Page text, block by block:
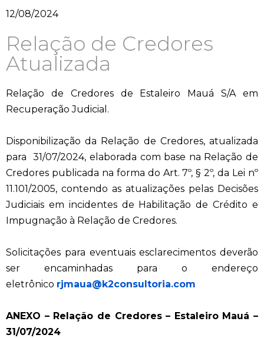
12/08/2024
Relação de Credores
Atualizada
Relação de Credores de Estaleiro Mauá S/A em
Recuperação Judicial.
Disponibilização da Relação de Credores, atualizada
para 31/07/2024, elaborada com base na Relação de
Credores publicada na forma do Art. 7º, § 2º, da Lei nº
11.101/2005, contendo as atualizações pelas Decisões
Judiciais em incidentes de Habilitação de Crédito e
Impugnação à Relação de Credores.
Solicitações para eventuais esclarecimentos deverão
ser encaminhadas para o endereço
eletrônico rjmaua@k2consultoria.com
ANEXO – Relação de Credores – Estaleiro Mauá –
31/07/2024